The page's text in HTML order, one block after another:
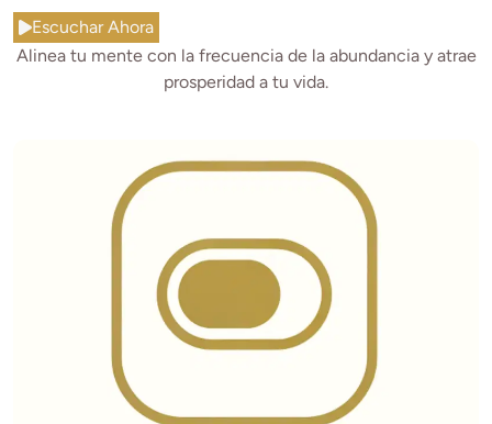
Escuchar Ahora
Alinea tu mente con la frecuencia de la abundancia y atrae
prosperidad a tu vida.